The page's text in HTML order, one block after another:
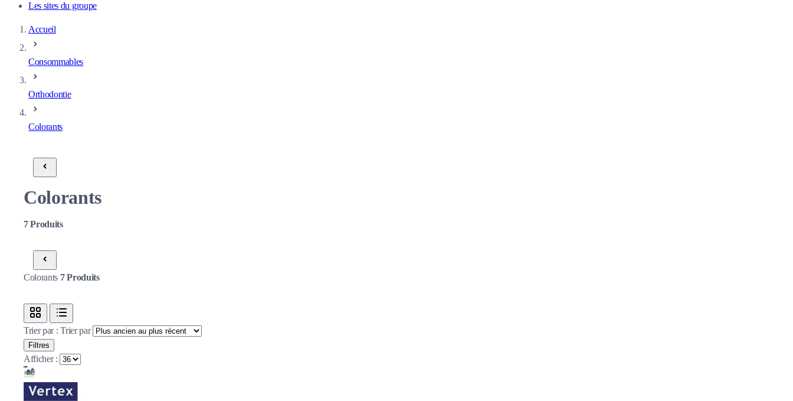
Les sites du groupe
Accueil
Consommables
Orthodontie
Colorants
Colorants
7Produits
Colorants 7Produits
Trier par :Trier par
Filtres
Afficher :